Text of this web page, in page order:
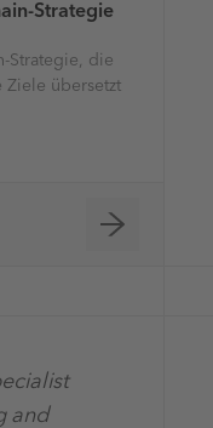
Strategie
Strategie, die
Ziele übersetzt
and